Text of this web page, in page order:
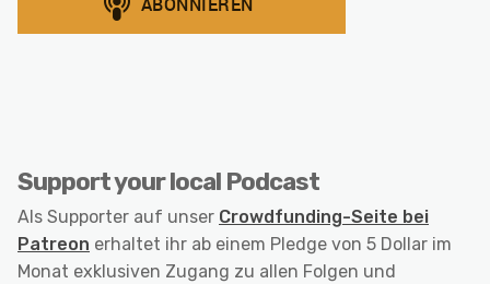
Support your local Podcast
Als Supporter auf unser Crowdfunding-Seite bei
Patreon erhaltet ihr ab einem Pledge von 5 Dollar im
Monat exklusiven Zugang zu allen Folgen und